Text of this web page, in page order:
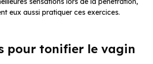
eux aussi pratiquer ces exercices.
pour tonifier le vagin